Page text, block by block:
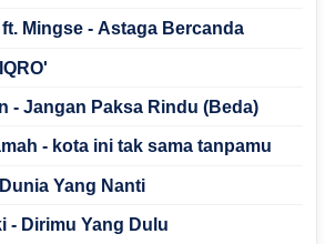
Mingse - Astaga Bercanda
- Jangan Paksa Rindu (Beda)
- kota ini tak sama tanpamu
Yang Nanti
- Dirimu Yang Dulu